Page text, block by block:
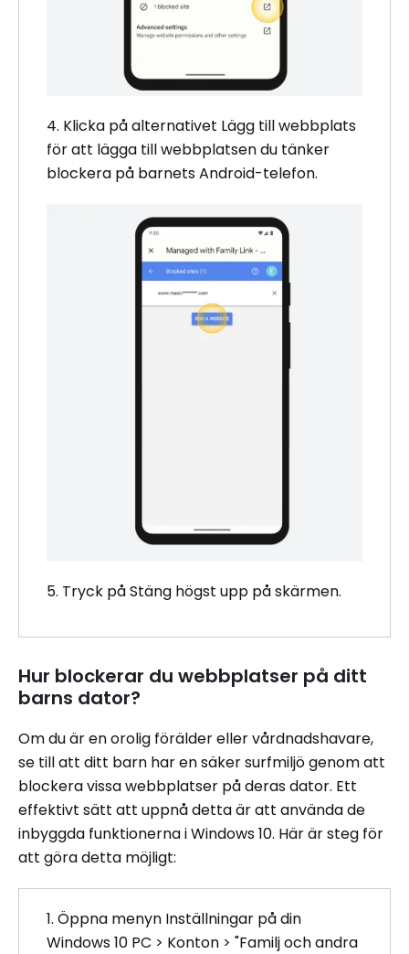
4. Klicka på alternativet Lägg till webbplats
för att lägga till webbplatsen du tänker
blockera på barnets Android-telefon.
5. Tryck på Stäng högst upp på skärmen.
Hur blockerar du webbplatser på ditt
barns dator?
Om du är en orolig förälder eller vårdnadshavare,
se till att ditt barn har en säker surfmiljö genom att
blockera vissa webbplatser på deras dator. Ett
effektivt sätt att uppnå detta är att använda de
inbyggda funktionerna i Windows 10. Här är steg för
att göra detta möjligt:
1. Öppna menyn Inställningar på din
Windows 10 PC > Konton > "Familj och andra